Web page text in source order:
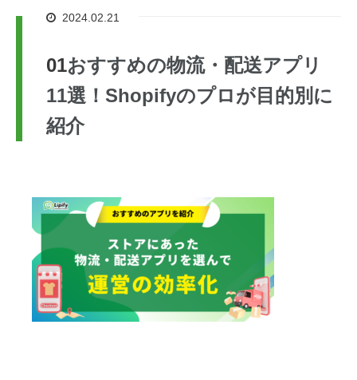
2024.02.21
おすすめの物流・配送アプリ
11選！Shopifyのプロが目的別に
紹介